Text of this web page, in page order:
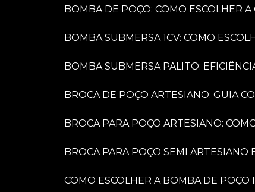
BOMBA DE POÇO: COMO ESCOLHER
BOMBA SUBMERSA 1CV: COMO
BOMBA SUBMERSA PALITO:
BROCA DE POÇO ARTESIANO: GUIA
BROCA PARA POÇO ARTESIANO:
BROCA PARA POÇO SEMI
COMO ESCOLHER A BOMBA DE